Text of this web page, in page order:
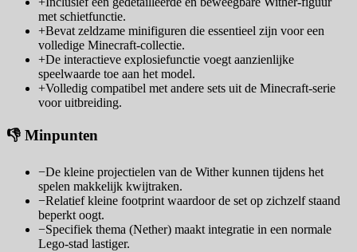
met schietfunctie.
+Bevat zeldzame minifiguren die essentieel zijn voor een
volledige Minecraft-collectie.
+De interactieve explosiefunctie voegt aanzienlijke
speelwaarde toe aan het model.
+Volledig compatibel met andere sets uit de Minecraft-serie
voor uitbreiding.
👎 Minpunten
−De kleine projectielen van de Wither kunnen tijdens het
spelen makkelijk kwijtraken.
−Relatief kleine footprint waardoor de set op zichzelf staand
beperkt oogt.
−Specifiek thema (Nether) maakt integratie in een normale
Lego-stad lastiger.